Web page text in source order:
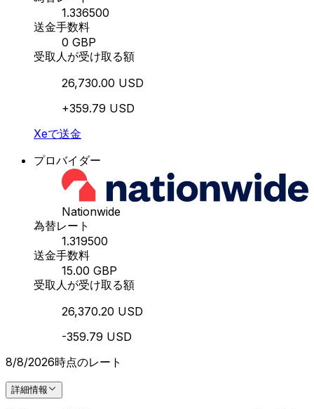
1.336500
送金手数料
0 GBP
受取人が受け取る額
26,730.00 USD
+359.79 USD
Xeで送金
プロバイダー
Nationwide
為替レート
1.319500
送金手数料
15.00 GBP
受取人が受け取る額
26,370.20 USD
-359.79 USD
8/8/2026時点のレート
詳細情報